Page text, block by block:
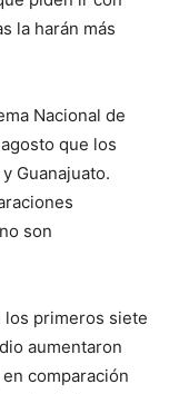
la harán más
Nacional de
que los
Guanajuato.
son
los primeros siete
aumentaron
en comparación